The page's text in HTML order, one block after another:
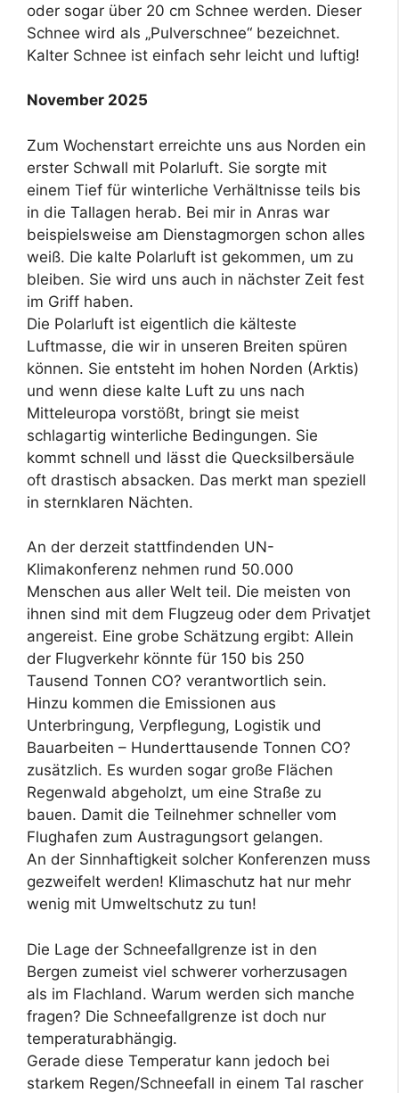
oder sogar über 20 cm Schnee werden. Dieser
Schnee wird als „Pulverschnee“ bezeichnet.
Kalter Schnee ist einfach sehr leicht und luftig!
November 2025
Zum Wochenstart erreichte uns aus Norden ein
erster Schwall mit Polarluft. Sie sorgte mit
einem Tief für winterliche Verhältnisse teils bis
in die Tallagen herab. Bei mir in Anras war
beispielsweise am Dienstagmorgen schon alles
weiß. Die kalte Polarluft ist gekommen, um zu
bleiben. Sie wird uns auch in nächster Zeit fest
im Griff haben.
Die Polarluft ist eigentlich die kälteste
Luftmasse, die wir in unseren Breiten spüren
können. Sie entsteht im hohen Norden (Arktis)
und wenn diese kalte Luft zu uns nach
Mitteleuropa vorstößt, bringt sie meist
schlagartig winterliche Bedingungen. Sie
kommt schnell und lässt die Quecksilbersäule
oft drastisch absacken. Das merkt man speziell
in sternklaren Nächten.
An der derzeit stattfindenden UN-
Klimakonferenz nehmen rund 50.000
Menschen aus aller Welt teil. Die meisten von
ihnen sind mit dem Flugzeug oder dem Privatjet
angereist. Eine grobe Schätzung ergibt: Allein
der Flugverkehr könnte für 150 bis 250
Tausend Tonnen CO? verantwortlich sein.
Hinzu kommen die Emissionen aus
Unterbringung, Verpflegung, Logistik und
Bauarbeiten – Hunderttausende Tonnen CO?
zusätzlich. Es wurden sogar große Flächen
Regenwald abgeholzt, um eine Straße zu
bauen. Damit die Teilnehmer schneller vom
Flughafen zum Austragungsort gelangen.
An der Sinnhaftigkeit solcher Konferenzen muss
gezweifelt werden! Klimaschutz hat nur mehr
wenig mit Umweltschutz zu tun!
Die Lage der Schneefallgrenze ist in den
Bergen zumeist viel schwerer vorherzusagen
als im Flachland. Warum werden sich manche
fragen? Die Schneefallgrenze ist doch nur
temperaturabhängig.
Gerade diese Temperatur kann jedoch bei
starkem Regen/Schneefall in einem Tal rascher